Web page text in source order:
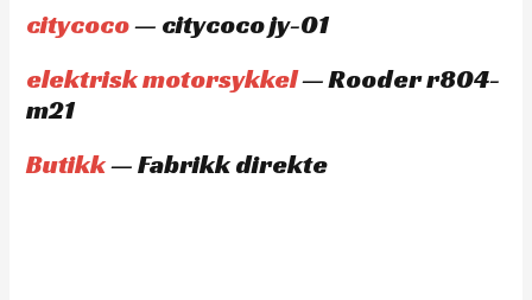
citycoco— citycoco jy-01
elektrisk motorsykkel— Rooder r804-
m21
Butikk— Fabrikk direkte